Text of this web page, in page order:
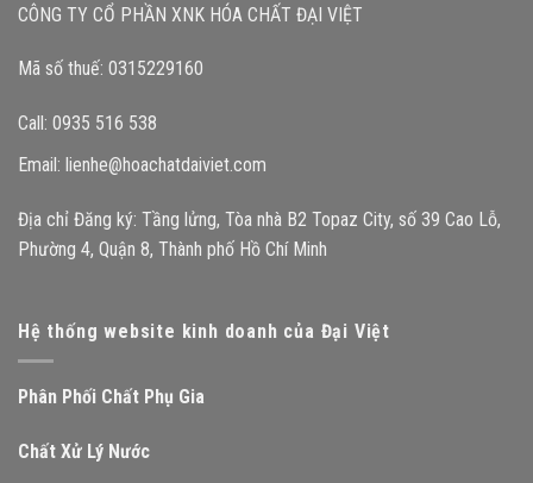
CÔNG TY CỔ PHẦN XNK HÓA CHẤT ĐẠI VIỆT
Mã số thuế: 0315229160
Call: 0935 516 538
Email: lienhe@hoachatdaiviet.com
Địa chỉ Đăng ký: Tầng lửng, Tòa nhà B2 Topaz City, số 39 Cao Lỗ,
Phường 4, Quận 8, Thành phố Hồ Chí Minh
Hệ thống website kinh doanh của Đại Việt
Phân Phối Chất Phụ Gia
Chất Xử Lý Nước